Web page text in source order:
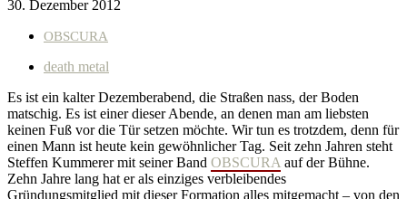
30. Dezember 2012
OBSCURA
death metal
Es ist ein kalter Dezemberabend, die Straßen nass, der Boden
matschig. Es ist einer dieser Abende, an denen man am liebsten
keinen Fuß vor die Tür setzen möchte. Wir tun es trotzdem, denn für
einen Mann ist heute kein gewöhnlicher Tag. Seit zehn Jahren steht
Steffen Kummerer mit seiner Band OBSCURA auf der Bühne.
Zehn Jahre lang hat er als einziges verbleibendes
Gründungsmitglied mit dieser Formation alles mitgemacht – von den